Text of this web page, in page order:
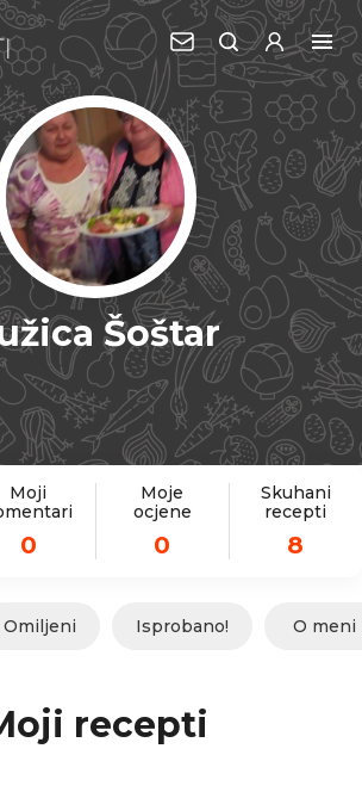
Šoštar
Moji
0
Moje
ocjene
0
Skuhani
recepti
8
Omiljeni Isprobano! O meni
recepti